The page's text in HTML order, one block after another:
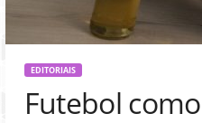
EDITORIAIS
Futebol